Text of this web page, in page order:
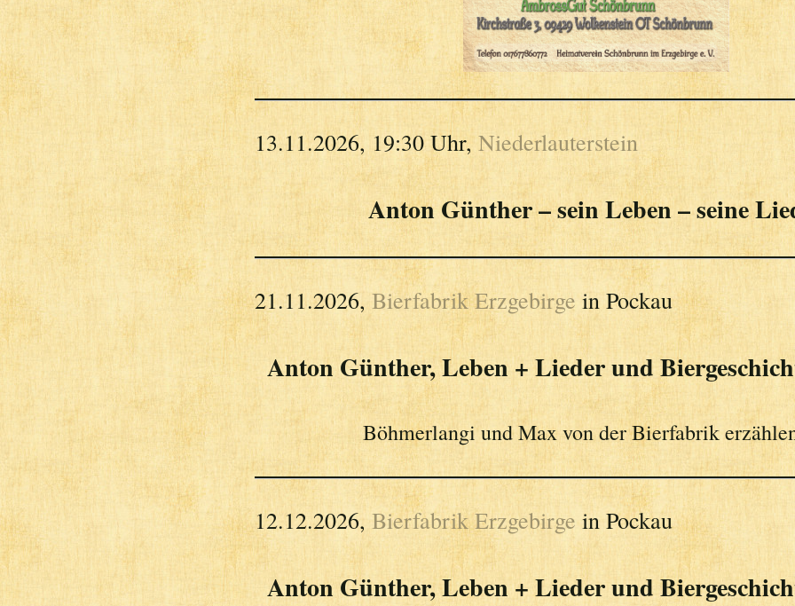
13.11.2026, 19:30 Uhr,Niederlauterstein
Anton Günther – sein Leben – seine
21.11.2026,Bierfabrik Erzgebirge in Pockau
Anton Günther, Leben + Lieder und
Böhmerlangi und Max von der Bierfabrik
12.12.2026, Bierfabrik Erzgebirge in Pockau
Anton Günther, Leben + Lieder und